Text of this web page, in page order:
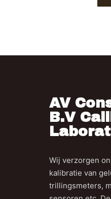
AV
B.V
Wij verzorgen
kalibratie van
trillingsmeters,